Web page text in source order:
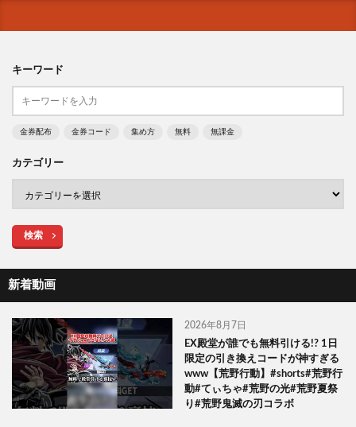
キーワード
金券配布 金券コード 集め方 無料 無課金
カテゴリー
検索
新着動画
2026年8月7日
EX殿堂が誰でも無料引ける!? 1日
限定の引き換えコードが神すぎる
www【荒野行動】#shorts#荒野行
動#てぃちゃ#荒野の光#荒野夏祭
り#荒野鬼滅の刃コラボ